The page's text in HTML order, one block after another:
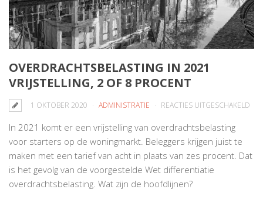
OVERDRACHTSBELASTING IN 2021
VRIJSTELLING, 2 OF 8 PROCENT
1 OKTOBER 2020 ADMINISTRATIE REACTIES UITGESCHAKELD
In 2021 komt er een vrijstelling van overdrachtsbelasting
voor starters op de woningmarkt. Beleggers krijgen juist te
maken met een tarief van acht in plaats van zes procent. Dat
is het gevolg van de voorgestelde Wet differentiatie
overdrachtsbelasting. Wat zijn de hoofdlijnen?